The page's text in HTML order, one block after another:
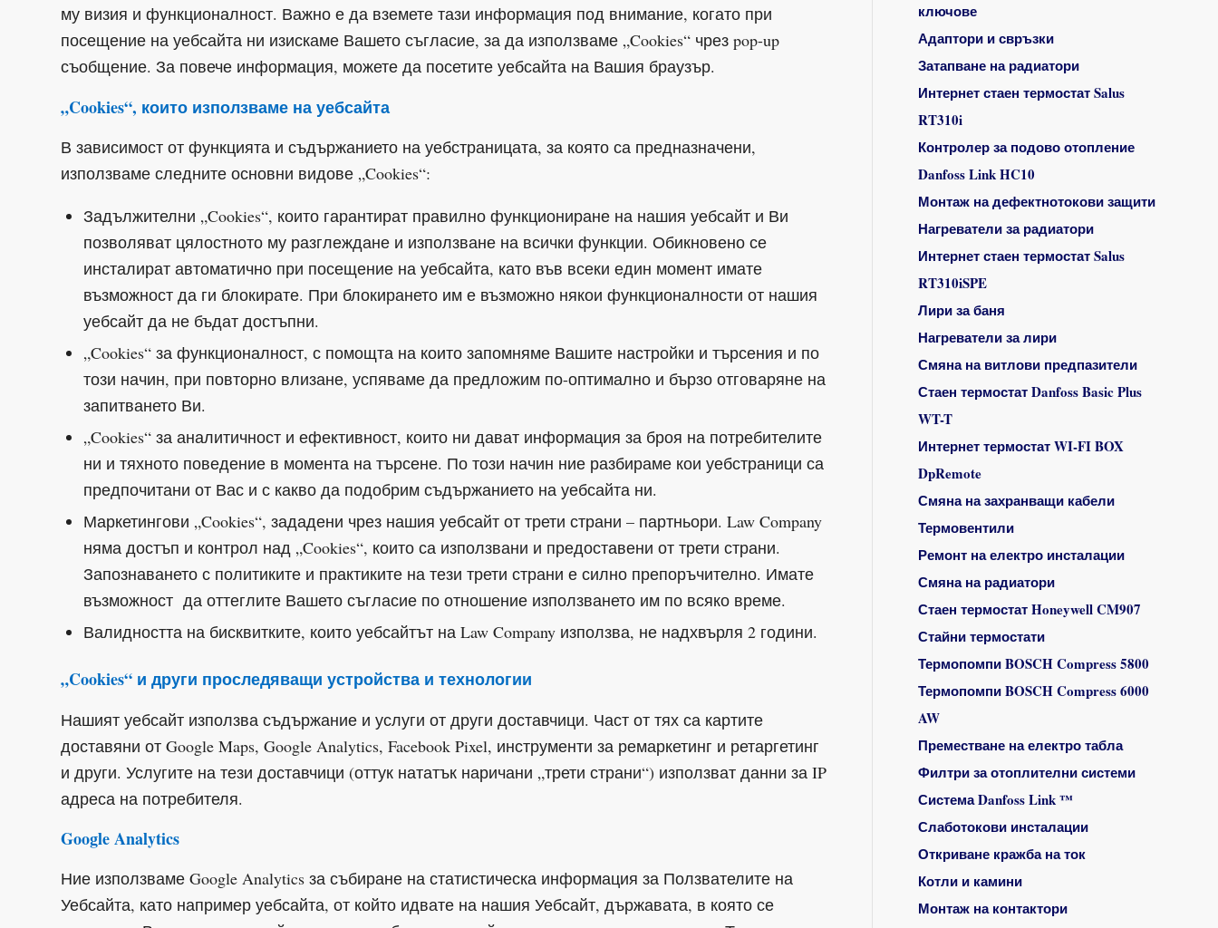
му визия и функционалност. Важно е да вземете тази информация под внимание, когато при
посещение на уебсайта ни изискаме Вашето съгласие, за да използваме „Cookies“ чрез pop-up
съобщение. За повече информация, можете да посетите уебсайта на Вашия браузър.
„Cookies“, които използваме на уебсайта
В зависимост от функцията и съдържанието на уебстраницата, за която са предназначени,
използваме следните основни видове „Cookies“:
Задължителни „Cookies“, които гарантират правилно функциониране на нашия уебсайт и Ви
позволяват цялостното му разглеждане и използване на всички функции. Обикновено се
инсталират автоматично при посещение на уебсайта, като във всеки един момент имате
възможност да ги блокирате. При блокирането им е възможно някои функционалности от нашия
уебсайт да не бъдат достъпни.
„Cookies“ за функционалност, с помощта на които запомняме Вашите настройки и търсения и по
този начин, при повторно влизане, успяваме да предложим по-оптимално и бързо отговаряне на
запитването Ви.
„Cookies“ за аналитичност и ефективност, които ни дават информация за броя на потребителите
ни и тяхното поведение в момента на търсене. По този начин ние разбираме кои уебстраници са
предпочитани от Вас и с какво да подобрим съдържанието на уебсайта ни.
Маркетингови „Cookies“, зададени чрез нашия уебсайт от трети страни – партньори. Law Company
няма достъп и контрол над „Cookies“, които са използвани и предоставени от трети страни.
Запознаването с политиките и практиките на тези трети страни е силно препоръчително. Имате
възможност да оттеглите Вашето съгласие по отношение използването им по всяко време.
Валидността на бисквитките, които уебсайтът на Law Company използва, не надхвърля 2 години.
„Cookies“ и други проследяващи устройства и технологии
Нашият уебсайт използва съдържание и услуги от други доставчици. Част от тях са картите
доставяни от Google Maps, Google Analytics, Facebook Pixel, инструменти за ремаркетинг и ретаргетинг
и други. Услугите на тези доставчици (оттук нататък наричани „трети страни“) използват данни за IP
адреса на потребителя.
Google Analytics
Ние използваме Google Analytics за събиране на статистическа информация за Ползвателите на
Уебсайта, като например уебсайта, от който идвате на нашия Уебсайт, държавата, в която се
ключове
Адаптори и свръзки
Затапване на радиатори
Интернет стаен термостат Salus
RT310i
Контролер за подово отопление
Danfoss Link HC10
Монтаж на дефектнотокови защити
Нагреватели за радиатори
Интернет стаен термостат Salus
RT310iSPE
Лири за баня
Нагреватели за лири
Смяна на витлови предпазители
Стаен термостат Danfoss Basic Plus
WT-T
Интернет термостат WI-FI BOX
DpRemote
Смяна на захранващи кабели
Термовентили
Ремонт на електро инсталации
Смяна на радиатори
Стаен термостат Honeywell CM907
Стайни термостати
Термопомпи BOSCH Compress 5800
Термопомпи BOSCH Compress 6000
AW
Преместване на електро табла
Филтри за отоплителни системи
Система Danfoss Link ™
Слаботокови инсталации
Откриване кражба на ток
Котли и камини
Монтаж на контактори